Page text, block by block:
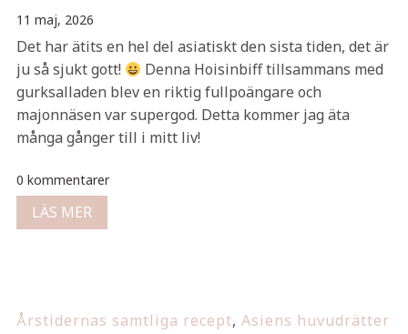
11 maj, 2026
Det har ätits en hel del asiatiskt den sista tiden, det är
ju så sjukt gott!
Denna Hoisinbiff tillsammans med
gurksalladen blev en riktig fullpoängare och
majonnäsen var supergod. Detta kommer jag äta
många gånger till i mitt liv!
0 kommentarer
LÄS MER
Årstidernas samtliga recept, Asiens huvudrätter